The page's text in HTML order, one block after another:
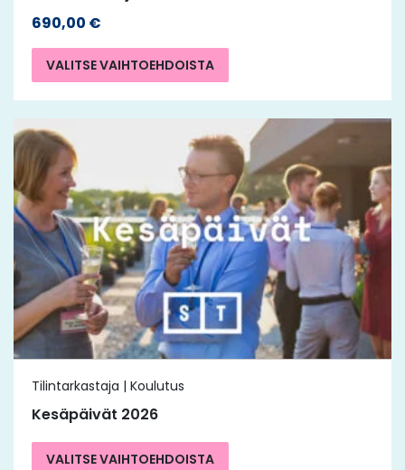
690,00 €
VALITSE VAIHTOEHDOISTA
Tilintarkastaja | Koulutus
Kesäpäivät 2026
VALITSE VAIHTOEHDOISTA